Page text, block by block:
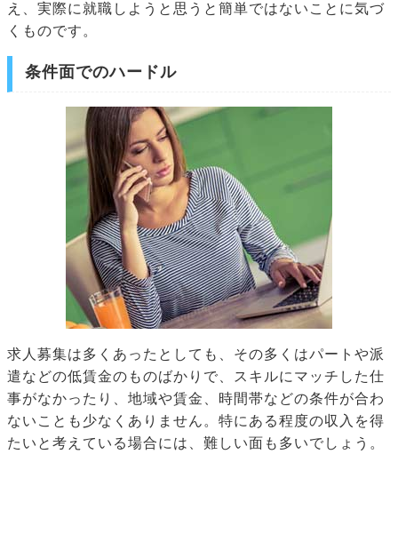
え、実際に就職しようと思うと簡単ではないことに気づ
くものです。
条件面でのハードル
求人募集は多くあったとしても、その多くはパートや派
遣などの低賃金のものばかりで、スキルにマッチした仕
事がなかったり、地域や賃金、時間帯などの条件が合わ
ないことも少なくありません。特にある程度の収入を得
たいと考えている場合には、難しい面も多いでしょう。